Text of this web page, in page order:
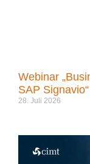
Webinar
SAP
28. Juli 2026